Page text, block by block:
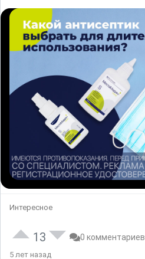
Интересное
13 0 комментариев
5 лет назад